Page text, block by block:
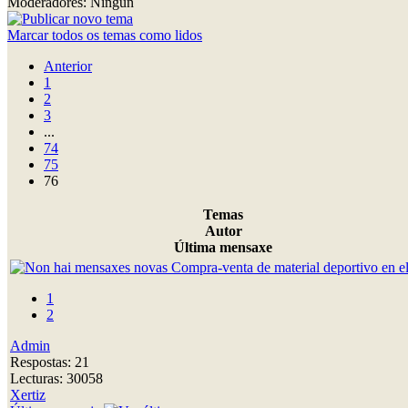
Marcar todos os temas como lidos
Anterior
1
2
3
...
74
75
76
Temas
Autor
Última mensaxe
Compra-venta de material deportivo en
1
2
Admin
Respostas: 21
Lecturas: 30058
Xertiz